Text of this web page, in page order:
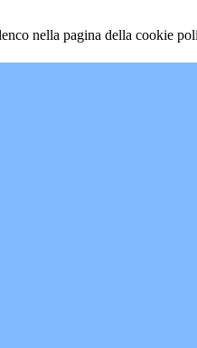
nella pagina della cookie